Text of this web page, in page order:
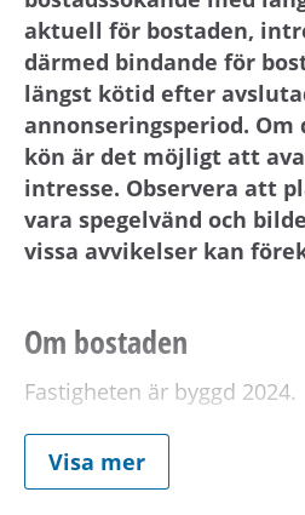
aktuell för bostaden,
därmed bindande för
längst kötid efter
annonseringsperiod.
kön är det möjligt att
intresse. Observera att
vara spegelvänd och
vissa avvikelser kan
Om bostaden
Fastigheten är byggd 2024.
Notera att 360-Visning är
Visa mer